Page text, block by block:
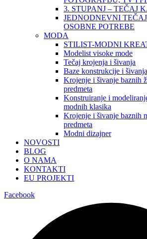
3. STUPANJ – TEČAJ
JEDNODNEVNI
OSOBNE POTREBE
MODA
STILIST-MODNI
Modelist visoke mode
Tečaj krojenja i šivanja
Baze konstrukcije i
Krojenje i šivanje baznih
predmeta
Konstruiranje i
modnih klasika
Krojenje i šivanje baznih
predmeta
Modni dizajner
NOVOSTI
BLOG
O NAMA
KONTAKTI
EU PROJEKTI
Facebook